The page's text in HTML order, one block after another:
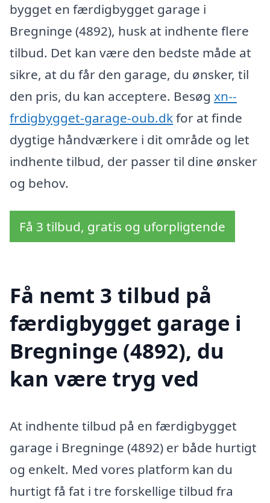
bygget en færdigbygget garage i
Bregninge (4892), husk at indhente flere
tilbud. Det kan være den bedste måde at
sikre, at du får den garage, du ønsker, til
den pris, du kan acceptere. Besøg xn--
frdigbygget-garage-oub.dkfor at finde
dygtige håndværkere i dit område og let
indhente tilbud, der passer til dine ønsker
og behov.
Få 3 tilbud, gratis og uforpligtende
Få nemt 3 tilbud på
færdigbygget garage i
Bregninge (4892), du
kan være tryg ved
At indhente tilbud på en færdigbygget
garage i Bregninge (4892) er både hurtigt
og enkelt. Med vores platform kan du
hurtigt få fat i tre forskellige tilbud fra